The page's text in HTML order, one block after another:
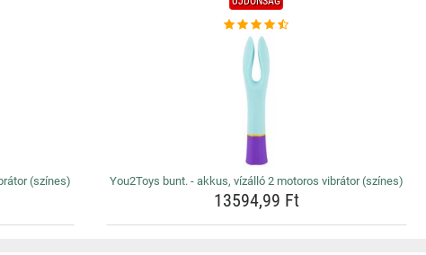
(színes) You2Toys bunt. - akkus, vízálló 2 motoros vibrátor (színes)
13594,99 Ft